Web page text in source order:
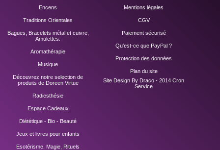
Encens
Traditions Orientales
Bagues, Bracelets métal et cuivre,
Amulettes.
Aromathérapie
Musique
Découvrez notre selection de
produits de Doreen Virtue
Radiesthésie
Espace Cadeaux
Diététique - Bio - Beauté
Jeux et livres pour enfants
Esotérisme, Magie, Rituels
Mentions légales
CGV
Paiement sécurisé
Qu'est-ce que PayPal ?
Protection des données
Plan du site
Site Design By Draco - 2014 Cron
Service